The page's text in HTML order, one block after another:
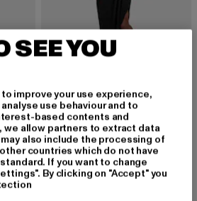
34,99 EUR
URBAN CLASSICS
Ladies Viscose
14,00 EUR
Derzeitiger Preis: 14,00 EUR
34,99 EUR
trifft auf Modernität
SEE YOU
improve your use experience,
use behaviour and to
based contents and
we allow partners to extract data
also include the processing of
countries which do not have
If you want to change
By clicking on "Accept" you